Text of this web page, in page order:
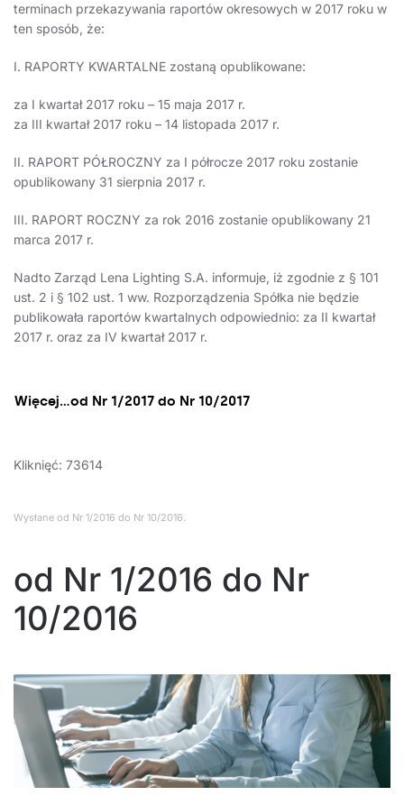
terminach przekazywania raportów okresowych w 2017 roku w
ten sposób, że:
I. RAPORTY KWARTALNE zostaną opublikowane:
za I kwartał 2017 roku – 15 maja 2017 r.
za III kwartał 2017 roku – 14 listopada 2017 r.
II. RAPORT PÓŁROCZNY za I półrocze 2017 roku zostanie
opublikowany 31 sierpnia 2017 r.
III. RAPORT ROCZNY za rok 2016 zostanie opublikowany 21
marca 2017 r.
Nadto Zarząd Lena Lighting S.A. informuje, iż zgodnie z § 101
ust. 2 i § 102 ust. 1 ww. Rozporządzenia Spółka nie będzie
publikowała raportów kwartalnych odpowiednio: za II kwartał
2017 r. oraz za IV kwartał 2017 r.
Więcej…od Nr 1/2017 do Nr 10/2017
Kliknięć: 73614
Wysłane od Nr 1/2016 do Nr 10/2016.
od Nr 1/2016 do Nr
10/2016